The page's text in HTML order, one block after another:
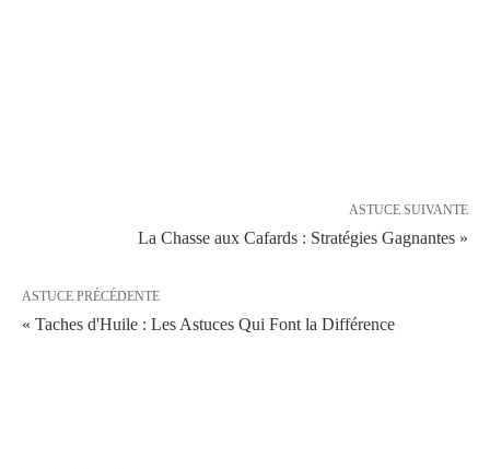
ASTUCE SUIVANTE
La Chasse aux Cafards : Stratégies Gagnantes »
ASTUCE PRÉCÉDENTE
« Taches d'Huile : Les Astuces Qui Font la Différence